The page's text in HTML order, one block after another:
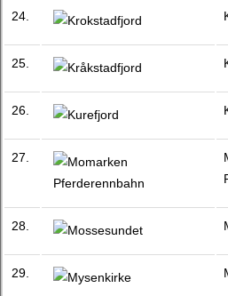
24.
25.
26.
27.
28.
29.